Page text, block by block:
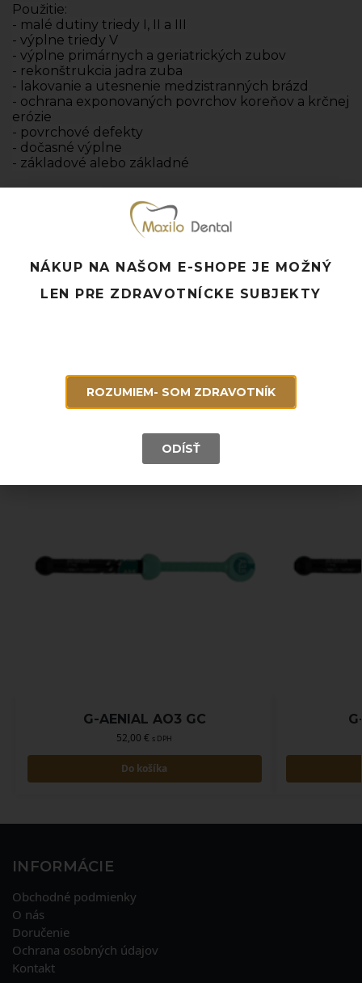
Použitie:
- malé dutiny triedy I, II a III
- výplne triedy V
- výplne primárnych a geriatrických zubov
- rekonštrukcia jadra zuba
- lakovanie a utesnenie medzistranných brázd
- ochrana exponovaných povrchov koreňov a krčnej
erózie
- povrchové defekty
- dočasné výplne
- základové alebo základné
- Jednotka množstva: bal. (1 bal. = A1, A3,5 - 50 kapsúl,
45 kapsúl)
Súvisiace produkty
G-AENIAL AO3 GC
52,00€ s DPH
Do košíka
INFORMÁCIE
Obchodné podmienky
O nás
Doručenie
Ochrana osobných údajov
Kontakt
NÁKUP NA NAŠOM E-SHOPE JE MOŽNÝ
LEN PRE ZDRAVOTNÍCKE SUBJEKTY
ROZUMIEM- SOM ZDRAVOTNÍK
ODÍSŤ